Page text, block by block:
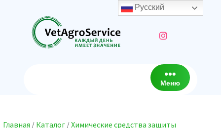
содержимому
Меню
Главная / Каталог /Химические средства защиты
Русский